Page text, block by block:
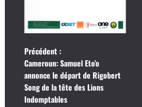
N
a
v
Précédent :
Cameroun: Samuel Eto’o
annonce le départ de Rigobert
Song de la tête des Lions
Indomptables